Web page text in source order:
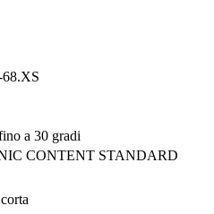
68.XS
a 30 gradi
CONTENT STANDARD